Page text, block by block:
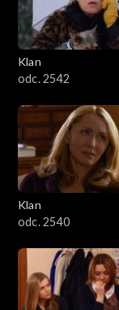
Klan
odc. 2542
Klan
odc. 2540